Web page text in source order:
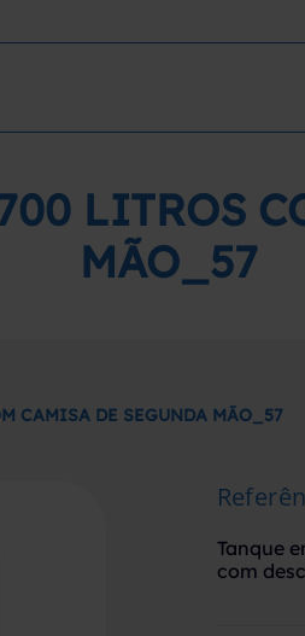
LITROS
MÃO_57
CAMISA DE SEGUNDA MÃO_57
Tanque
com